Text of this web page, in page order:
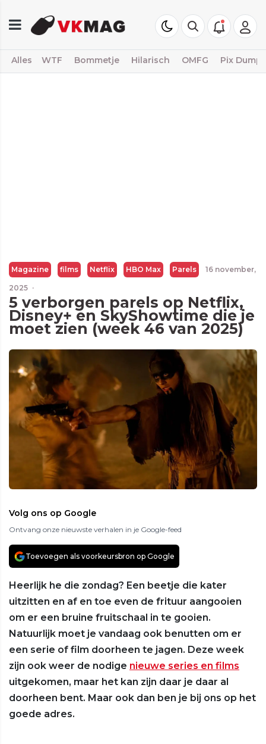
Alles WTF Bommetje Hilarisch OMFG Pix Dump
Magazine films Netflix HBO Max Parels 16 november,
2025 ·
5 verborgen parels op Netflix,
Disney+ en SkyShowtime die je
moet zien (week 46 van 2025)
Volg ons op Google
Ontvang onze nieuwste verhalen in je Google-feed
Toevoegen als voorkeursbron op Google
Heerlijk he die zondag? Een beetje die kater
uitzitten en af en toe even de frituur aangooien
om er een bruine fruitschaal in te gooien.
Natuurlijk moet je vandaag ook benutten om er
een serie of film doorheen te jagen. Deze week
zijn ook weer de nodige nieuwe series en films
uitgekomen, maar het kan zijn daar je daar al
doorheen bent. Maar ook dan ben je bij ons op het
goede adres.